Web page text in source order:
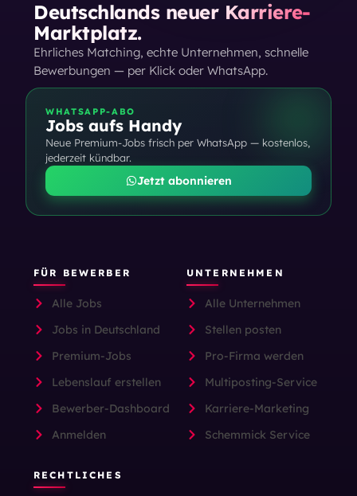
Deutschlands neuer Karriere-
Marktplatz.
Ehrliches Matching, echte Unternehmen, schnelle
Bewerbungen — per Klick oder WhatsApp.
WHATSAPP-ABO
Jobs aufs Handy
Neue Premium-Jobs frisch per WhatsApp — kostenlos,
jederzeit kündbar.
Jetzt abonnieren
FÜR BEWERBER
Alle Jobs
Jobs in Deutschland
Premium-Jobs
Lebenslauf erstellen
Bewerber-Dashboard
Anmelden
UNTERNEHMEN
Alle Unternehmen
Stellen posten
Pro-Firma werden
Multiposting-Service
Karriere-Marketing
Schemmick Service
RECHTLICHES